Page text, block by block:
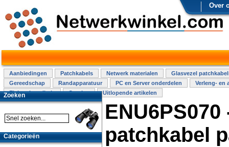
Over
Aanbiedingen Patchkabels Netwerk materialen
Glasvezel
Gereedschap
Randapparatuur PC en Server onderdelen
Verleng- en
Elektra installatie
Overige Uitlopende artikelen
ENU6PS070
patchkabel
Zoeken
Categorieën